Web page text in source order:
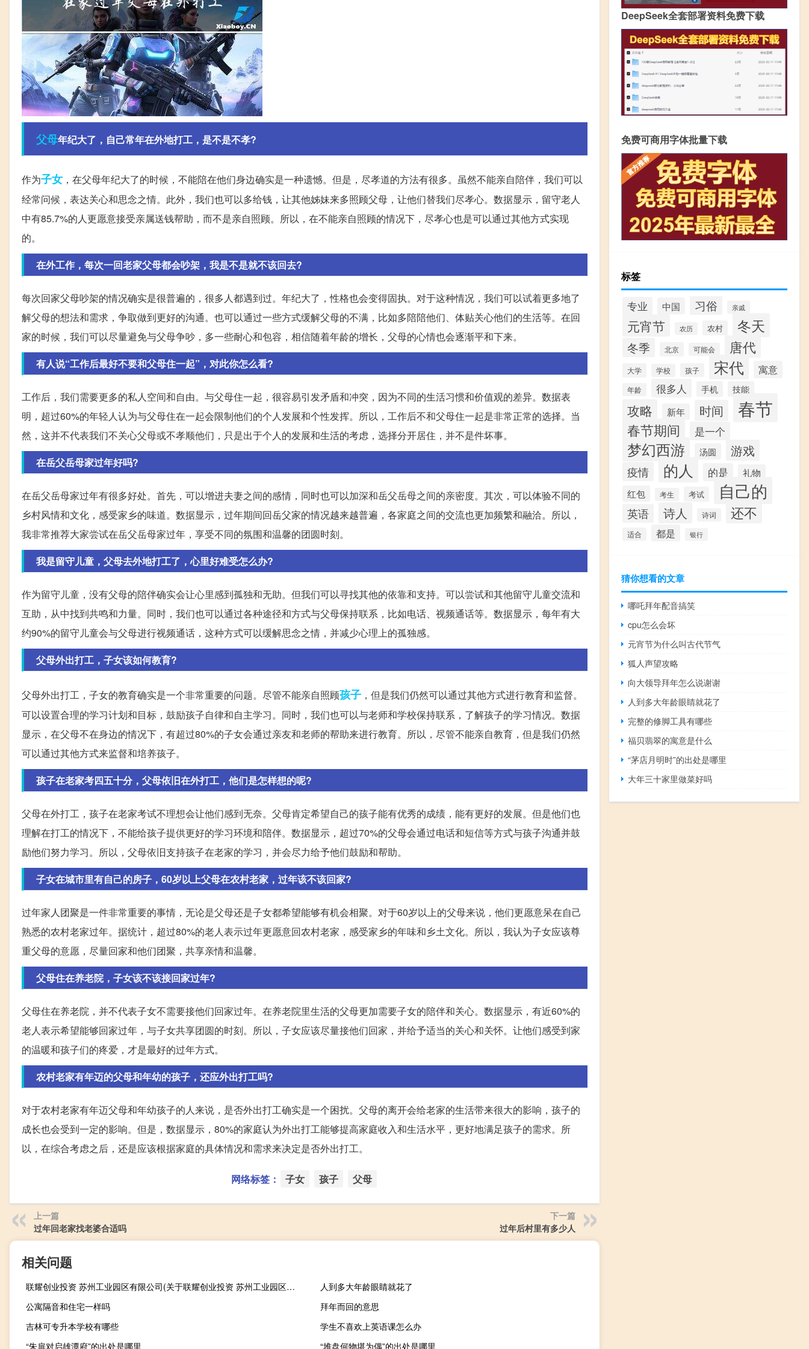
父母年纪大了，自己常年在外地打工，是不是不孝?
作为子女 ，在父母年纪大了的时候，不能陪在他们身边确实是一种遗憾。但是，尽孝道的方法有很多。虽然不能亲自陪伴，我们可以
经常问候，表达关心和思念之情。此外，我们也可以多给钱，让其他姊妹来多照顾父母，让他们替我们尽孝心。数据显示，留守老人
中有85.7%的人更愿意接受亲属送钱帮助，而不是亲自照顾。所以，在不能亲自照顾的情况下，尽孝心也是可以通过其他方式实现
的。
在外工作，每次一回老家父母都会吵架，我是不是就不该回去?
每次回家父母吵架的情况确实是很普遍的，很多人都遇到过。年纪大了，性格也会变得固执。对于这种情况，我们可以试着更多地了
解父母的想法和需求，争取做到更好的沟通。也可以通过一些方式缓解父母的不满，比如多陪陪他们、体贴关心他们的生活等。在回
家的时候，我们可以尽量避免与父母争吵，多一些耐心和包容，相信随着年龄的增长，父母的心情也会逐渐平和下来。
有人说“工作后最好不要和父母住一起”，对此你怎么看?
工作后，我们需要更多的私人空间和自由。与父母住一起，很容易引发矛盾和冲突，因为不同的生活习惯和价值观的差异。数据表
明，超过60%的年轻人认为与父母住在一起会限制他们的个人发展和个性发挥。所以，工作后不和父母住一起是非常正常的选择。当
然，这并不代表我们不关心父母或不孝顺他们，只是出于个人的发展和生活的考虑，选择分开居住，并不是件坏事。
在岳父岳母家过年好吗?
在岳父岳母家过年有很多好处。首先，可以增进夫妻之间的感情，同时也可以加深和岳父岳母之间的亲密度。其次，可以体验不同的
乡村风情和文化，感受家乡的味道。数据显示，过年期间回岳父家的情况越来越普遍，各家庭之间的交流也更加频繁和融洽。所以，
我非常推荐大家尝试在岳父岳母家过年，享受不同的氛围和温馨的团圆时刻。
我是留守儿童，父母去外地打工了，心里好难受怎么办?
作为留守儿童，没有父母的陪伴确实会让心里感到孤独和无助。但我们可以寻找其他的依靠和支持。可以尝试和其他留守儿童交流和
互助，从中找到共鸣和力量。同时，我们也可以通过各种途径和方式与父母保持联系，比如电话、视频通话等。数据显示，每年有大
约90%的留守儿童会与父母进行视频通话，这种方式可以缓解思念之情，并减少心理上的孤独感。
父母外出打工，子女该如何教育?
父母外出打工，子女的教育确实是一个非常重要的问题。尽管不能亲自照顾孩子 ，但是我们仍然可以通过其他方式进行教育和监督。
可以设置合理的学习计划和目标，鼓励孩子自律和自主学习。同时，我们也可以与老师和学校保持联系，了解孩子的学习情况。数据
显示，在父母不在身边的情况下，有超过80%的子女会通过亲友和老师的帮助来进行教育。所以，尽管不能亲自教育，但是我们仍然
可以通过其他方式来监督和培养孩子。
孩子在老家考四五十分，父母依旧在外打工，他们是怎样想的呢?
父母在外打工，孩子在老家考试不理想会让他们感到无奈。父母肯定希望自己的孩子能有优秀的成绩，能有更好的发展。但是他们也
理解在打工的情况下，不能给孩子提供更好的学习环境和陪伴。数据显示，超过70%的父母会通过电话和短信等方式与孩子沟通并鼓
励他们努力学习。所以，父母依旧支持孩子在老家的学习，并会尽力给予他们鼓励和帮助。
子女在城市里有自己的房子，60岁以上父母在农村老家，过年该不该回家?
过年家人团聚是一件非常重要的事情，无论是父母还是子女都希望能够有机会相聚。对于60岁以上的父母来说，他们更愿意呆在自己
熟悉的农村老家过年。据统计，超过80%的老人表示过年更愿意回农村老家，感受家乡的年味和乡土文化。所以，我认为子女应该尊
重父母的意愿，尽量回家和他们团聚，共享亲情和温馨。
父母住在养老院，子女该不该接回家过年?
父母住在养老院，并不代表子女不需要接他们回家过年。在养老院里生活的父母更加需要子女的陪伴和关心。数据显示，有近60%的
老人表示希望能够回家过年，与子女共享团圆的时刻。所以，子女应该尽量接他们回家，并给予适当的关心和关怀。让他们感受到家
的温暖和孩子们的疼爱，才是最好的过年方式。
农村老家有年迈的父母和年幼的孩子，还应外出打工吗?
对于农村老家有年迈父母和年幼孩子的人来说，是否外出打工确实是一个困扰。父母的离开会给老家的生活带来很大的影响，孩子的
成长也会受到一定的影响。但是，数据显示，80%的家庭认为外出打工能够提高家庭收入和生活水平，更好地满足孩子的需求。所
以，在综合考虑之后，还是应该根据家庭的具体情况和需求来决定是否外出打工。
网络标签： 子女 孩子 父母
上一篇
过年回老家找老婆合适吗
下一篇
过年后村里有多少人
相关问题
联耀创业投资 苏州工业园区有限公司(关于联耀创业投资 苏州工业园区有限公司简述)
人到多大年龄眼睛就花了
公寓隔音和住宅一样吗
拜年而回的意思
吉林可专升本学校有哪些
学生不喜欢上英语课怎么办
“朱扉对启雄潭府”的出处是哪里
“堆盘何物堪为偶”的出处是哪里
DeepSeek全套部署资料免费下载
免费可商用字体批量下载
标签
专业 中国 习俗 亲戚
元宵节 农历 农村 冬天
冬季 北京 可能会 唐代
大学 学校 孩子 宋代 寓意
年龄 很多人 手机 技能
攻略 新年 时间 春节
春节期间 是一个
梦幻西游 汤圆 游戏
疫情 的人 的是
礼物
红包
考生 考试 自己的
英语 诗人 诗词 还不
适合 都是 银行
猜你想看的文章
哪吒拜年配音搞笑
cpu怎么会坏
元宵节为什么叫古代节气
狐人声望攻略
向大领导拜年怎么说谢谢
人到多大年龄眼睛就花了
完整的修脚工具有哪些
福贝翡翠的寓意是什么
“茅店月明时”的出处是哪里
大年三十家里做菜好吗